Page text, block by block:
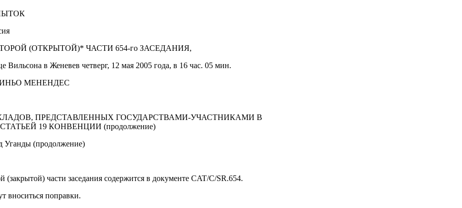
(ОТКРЫТОЙ)* ЧАСТИ 654-го ЗАСЕДАНИЯ,
Вильсона в Женевев четверг, 12 мая 2005 года, в 16 час. 05 мин.
МЕНЕНДЕС
ПРЕДСТАВЛЕННЫХ ГОСУДАРСТВАМИ-УЧАСТНИКАМИ В
19 КОНВЕНЦИИ (продолжение)
Уганды (продолжение)
(закрытой) части заседания содержится в документе CAT/C/SR.654.
вноситься поправки.